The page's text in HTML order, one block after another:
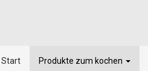
Start Produkte zum kochen